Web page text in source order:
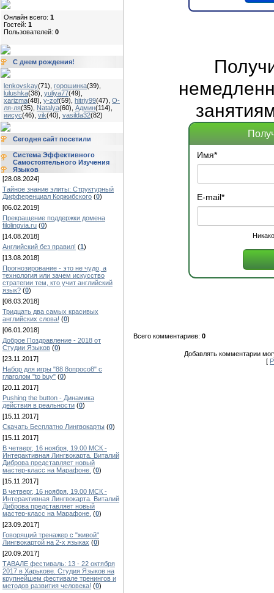
Онлайн всего: 1
Гостей: 1
Пользователей: 0
С днем рождения!
lenkovskay(71) горошинка(39)
lulushka(38) yuliya77(49)
xarizma(48) y-zof(59) hitriy99(47) О-
ля-ля(35) Natalya(60) Админ(114)
иисус(46) vik(40) vasilda32(82)
Сегодня сайт посетили
Система Эффективного
Самостоятельного Изучения
Языков
[28.08.2024]
Тайное знание элиты: Структурный
Дифференциал Коржибского (0)
[06.02.2019]
Прекращение поддержки домена
filolingvia.ru (0)
[14.08.2018]
Английский без правил! (1)
[13.08.2018]
Прогнозирование - это не чудо, а
технология или зачем искусство
стратегии тем, кто учит английский
язык? (0)
[08.03.2018]
Тридцать два самых красивых
английских слова! (0)
[06.01.2018]
Доброе Поздравление - 2018 от
Студии Языков (0)
[23.11.2017]
Набор для игры "88 8опросо8" с
глаголом "to buy" (0)
[20.11.2017]
Pushing the button - Динамика
действия в реальности (0)
[15.11.2017]
Скачать Бесплатно Лингвокарты (0)
[15.11.2017]
В четверг, 16 ноября, 19.00 МСК -
Интерактивная Лингвокарта. Виталий
Диброва представляет новый
мастер-класс на Марафоне. (0)
[15.11.2017]
В четверг, 16 ноября, 19.00 МСК -
Интерактивная Лингвокарта. Виталий
Диброва представляет новый
мастер-класс на Марафоне. (0)
[23.09.2017]
Говорящий тренажер с "живой"
Лингвокартой на 2-х языках (0)
[20.09.2017]
ТАВАЛЕ фестиваль: 13 - 22 октября
2017 в Харькове. Студия Языков на
крупнейшем фестивале тренингов и
методов развития человека! (0)
Имя*
E-mail*
Всего комментариев: 0
Добавлять комментарии
[